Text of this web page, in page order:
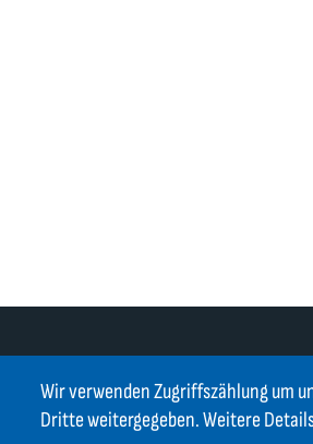
Wir verwenden Zugriffszählung um
Dritte weitergegeben. Weitere